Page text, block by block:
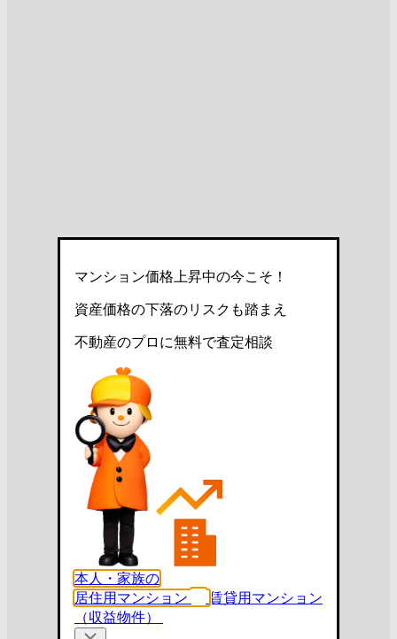
マンション価格上昇中の今こそ！
資産価格の下落のリスクも踏まえ
不動産のプロに無料で査定相談
本人・家族の
居住用マンション
賃貸用マンション
（収益物件）